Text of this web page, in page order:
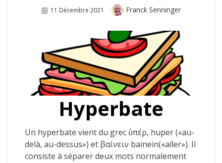
Publié
11 Décembre 2021 Auteur
Franck Senninger
Hyperbate
Un hyperbate vientdu grec ὑπέρ, huper(«au-
delà, au-dessus») et βαίνειν bainein(«aller»). Il
consiste à séparer deux mots normalement